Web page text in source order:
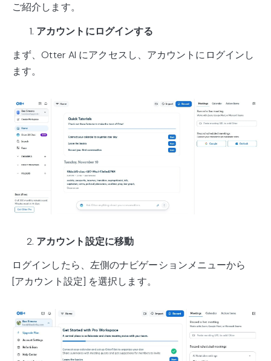
ご紹介します。
アカウントにログインする
まず、Otter AI にアクセスし、アカウントにログインし
ます。
アカウント設定に移動
ログインしたら、左側のナビゲーションメニューから
[アカウント設定] を選択します。